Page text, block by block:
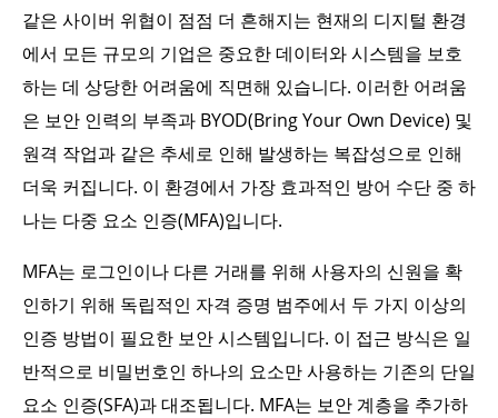
같은 사이버 위협이 점점 더 흔해지는 현재의 디지털 환경
에서 모든 규모의 기업은 중요한 데이터와 시스템을 보호
하는 데 상당한 어려움에 직면해 있습니다. 이러한 어려움
은 보안 인력의 부족과 BYOD(Bring Your Own Device) 및
원격 작업과 같은 추세로 인해 발생하는 복잡성으로 인해
더욱 커집니다. 이 환경에서 가장 효과적인 방어 수단 중 하
나는 다중 요소 인증(MFA)입니다.
MFA는 로그인이나 다른 거래를 위해 사용자의 신원을 확
인하기 위해 독립적인 자격 증명 범주에서 두 가지 이상의
인증 방법이 필요한 보안 시스템입니다. 이 접근 방식은 일
반적으로 비밀번호인 하나의 요소만 사용하는 기존의 단일
요소 인증(SFA)과 대조됩니다. MFA는 보안 계층을 추가하